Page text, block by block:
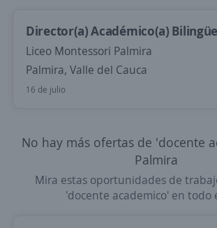
Director(a) Académico(a) Bilingüe
Liceo Montessori Palmira
Palmira, Valle del Cauca
16 de julio
No hay más ofertas de 'docente
Palmira
Mira estas oportunidades de
'docente academico' en todo